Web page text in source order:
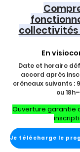
En
Date et horaire
accord après
créneaux suivants :
ou
Ouverture garantie